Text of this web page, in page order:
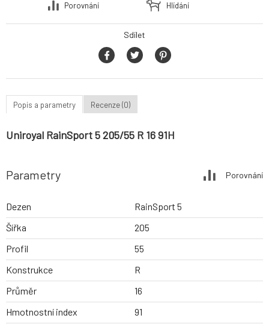
Porovnání
Hlídání
Sdílet
Popis a parametry Recenze (0)
Uniroyal RainSport 5 205/55 R 16 91H
Parametry Porovnání
Dezen
RainSport 5
Šířka
205
Profil
55
Konstrukce
R
Průměr
16
Hmotnostní index
91